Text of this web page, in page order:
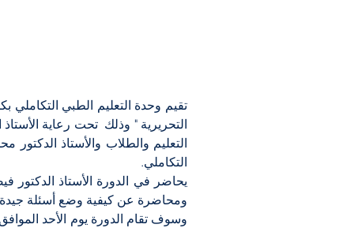
التكاملي.
ومحاضرة عن كيفية وضع أسئلة جيدة